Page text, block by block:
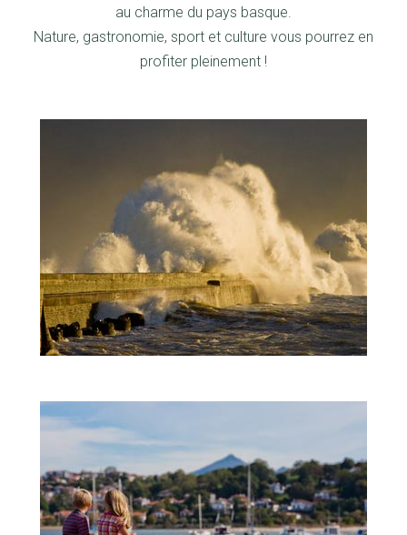
au charme du pays basque.
Nature, gastronomie, sport et culture vous pourrez en
profiter pleinement !